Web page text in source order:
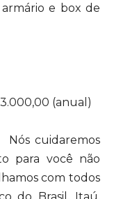
e box de
(anual)
Nós cuidaremos
para você não
com todos